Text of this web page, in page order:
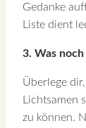
Gedanke
Liste dient
3. Was
Überlege
Lichtsamen
zu können.